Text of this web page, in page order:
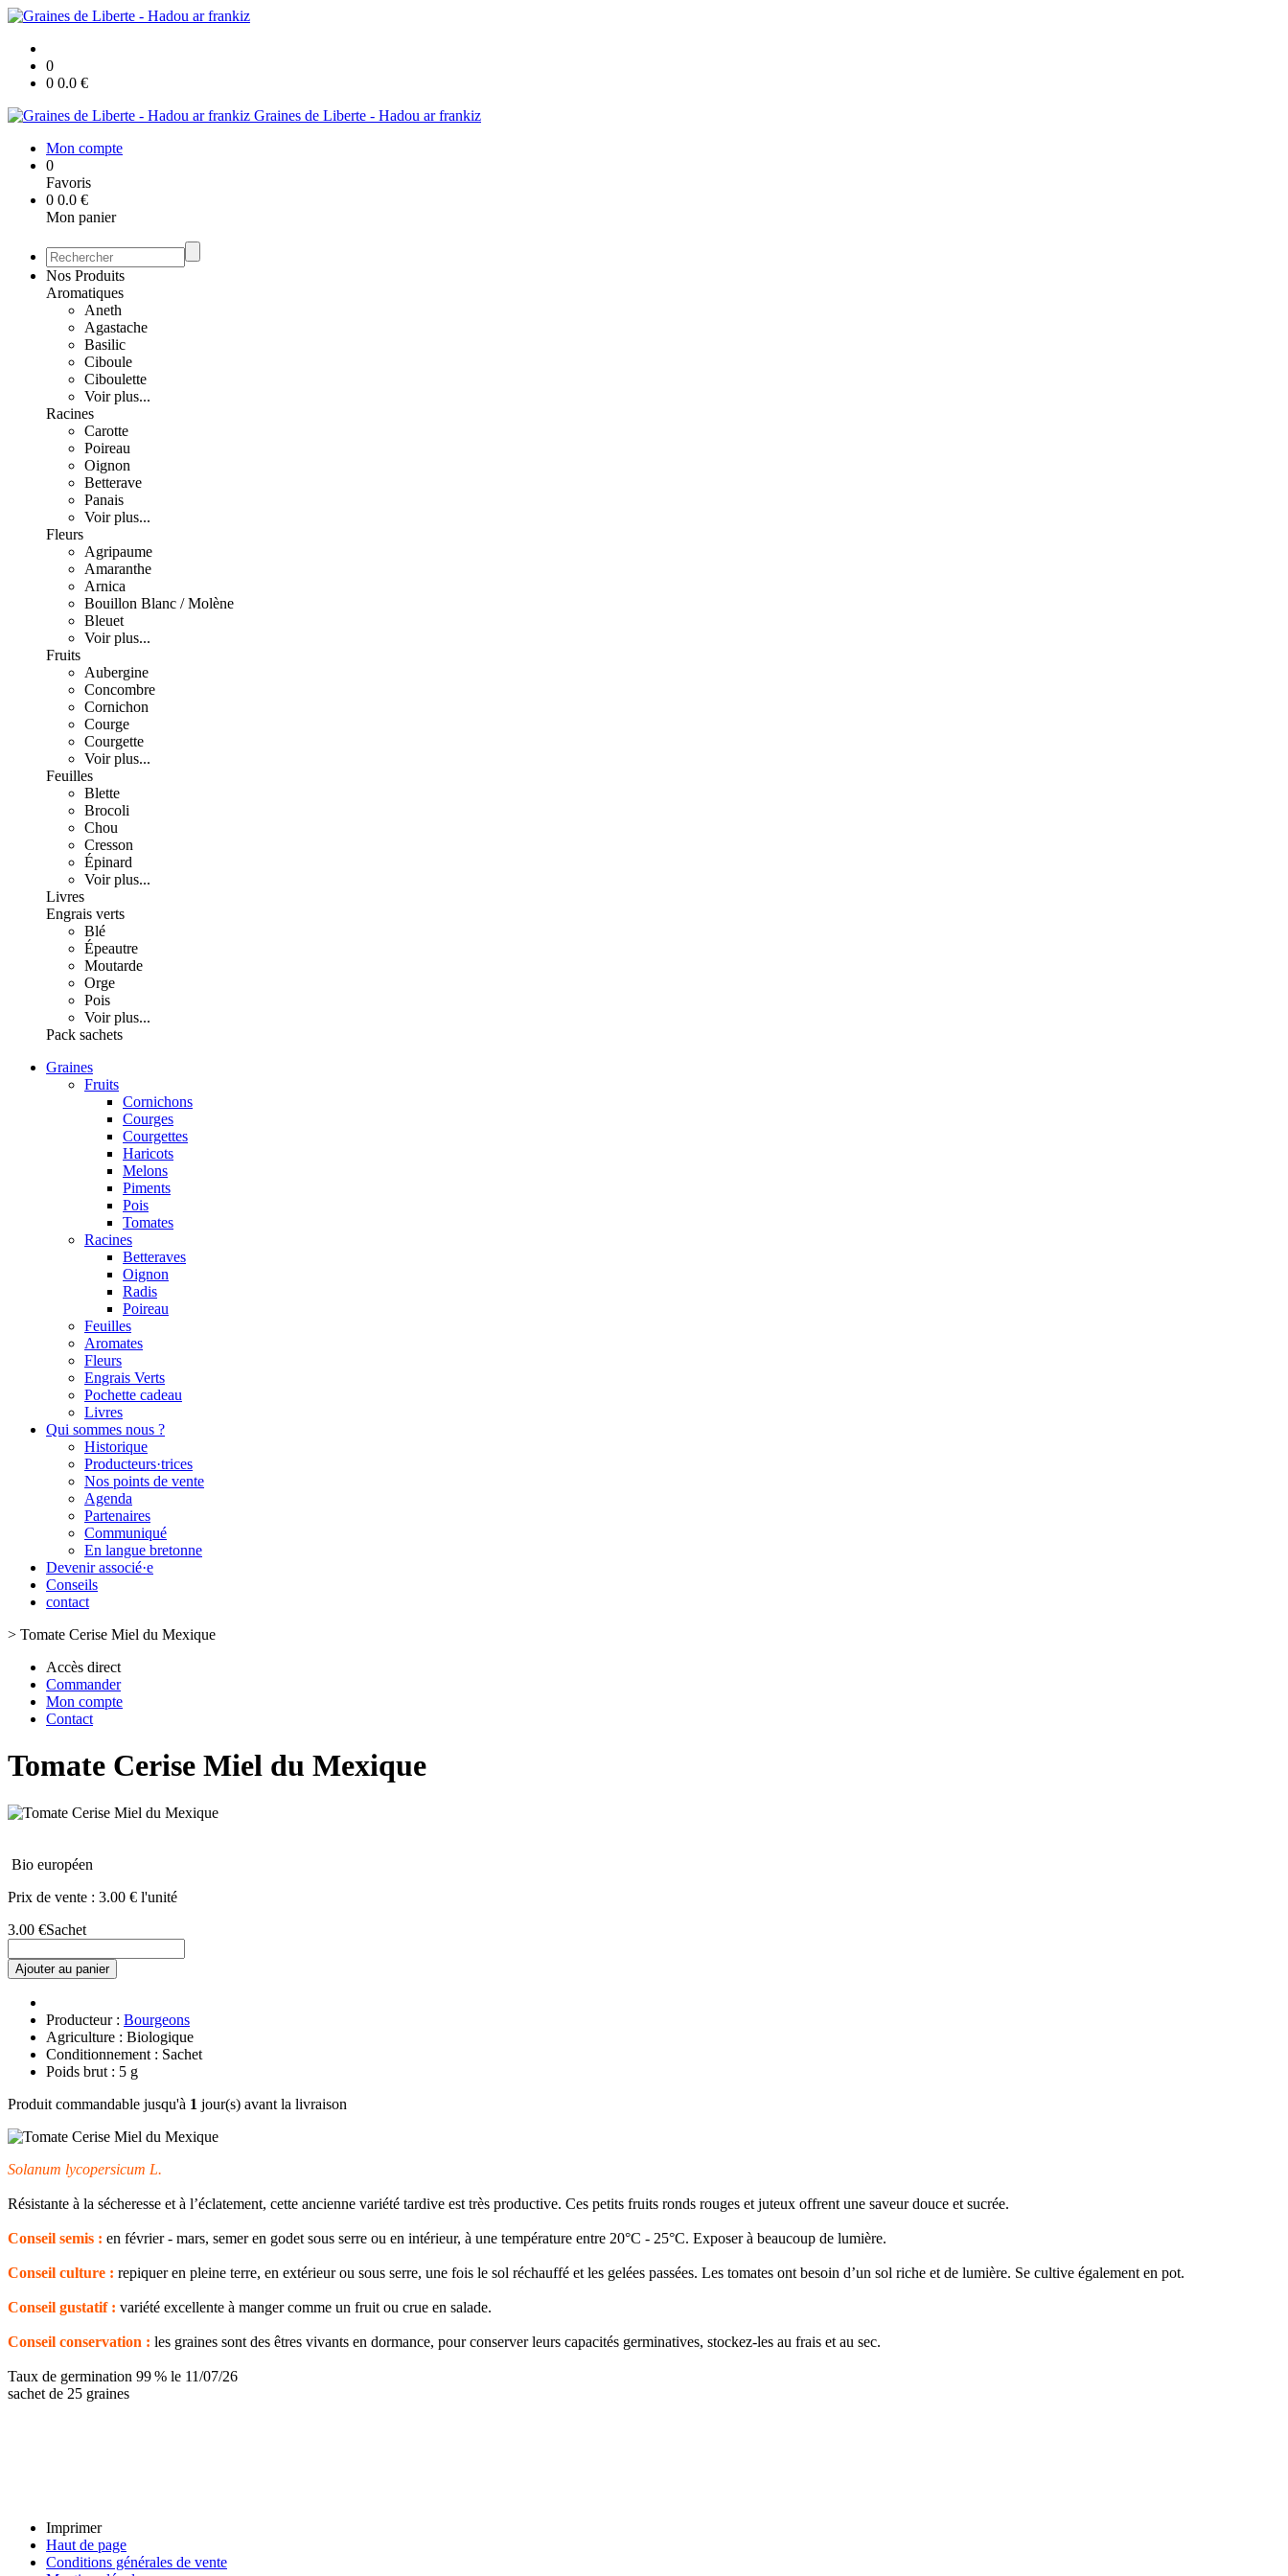
0
0 0.0 €
Graines de Liberte - Hadou ar frankiz
Mon compte
0
Favoris
0 0.0 €
Mon panier
Nos Produits
Aromatiques
Aneth
Agastache
Basilic
Ciboule
Ciboulette
Voir plus...
Racines
Carotte
Poireau
Oignon
Betterave
Panais
Voir plus...
Fleurs
Agripaume
Amaranthe
Arnica
Bouillon Blanc / Molène
Bleuet
Voir plus...
Fruits
Aubergine
Concombre
Cornichon
Courge
Courgette
Voir plus...
Feuilles
Blette
Brocoli
Chou
Cresson
Épinard
Voir plus...
Livres
Engrais verts
Blé
Épeautre
Moutarde
Orge
Pois
Voir plus...
Pack sachets
Graines
Fruits
Cornichons
Courges
Courgettes
Haricots
Melons
Piments
Pois
Tomates
Racines
Betteraves
Oignon
Radis
Poireau
Feuilles
Aromates
Fleurs
Engrais Verts
Pochette cadeau
Livres
Qui sommes nous ?
Historique
Producteurs·trices
Nos points de vente
Agenda
Partenaires
Communiqué
En langue bretonne
Devenir associé·e
Conseils
contact
> Tomate Cerise Miel du Mexique
Accès direct
Commander
Mon compte
Contact
Tomate Cerise Miel du Mexique
Bio européen
Prix de vente : 3.00 € l'unité
3.00 €Sachet
Ajouter au panier
Producteur : Bourgeons
Agriculture : Biologique
Conditionnement : Sachet
Poids brut : 5 g
Produit commandable jusqu'à 1 jour(s) avant la livraison
Solanum lycopersicum L.
Résistante à la sécheresse et à l’éclatement, cette ancienne variété tardive est très productive. Ces petits fruits ronds rouges et juteux offrent une saveur douce et sucrée.
Conseil semis : en février - mars, semer en godet sous serre ou en intérieur, à une température entre 20°C - 25°C. Exposer à beaucoup de lumière.
Conseil culture : repiquer en pleine terre, en extérieur ou sous serre, une fois le sol réchauffé et les gelées passées. Les tomates ont besoin d’un sol riche et de lumière. Se cultive également en pot.
Conseil gustatif : variété excellente à manger comme un fruit ou crue en salade.
Conseil conservation : les graines sont des êtres vivants en dormance, pour conserver leurs capacités germinatives, stockez-les au frais et au sec.
Taux de germination 99 % le 11/07/26
sachet de 25 graines
Imprimer
Haut de page
Conditions générales de vente